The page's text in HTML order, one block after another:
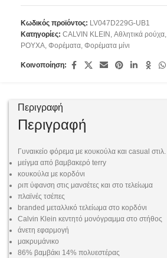
Κωδικός προϊόντος: LV047D229G-UB1
Κατηγορίες: CALVIN KLEIN , Αθλητικά ρούχα,
ΡΟΥΧΑ, Φορέματα, Φορέματα μίνι
Κοινοποίηση:
Περιγραφή
Περιγραφή
Γυναικείο φόρεμα με κουκούλα και casual στιλ.
μείγμα από βαμβακερό terry
κουκούλα με κορδόνι
ριπ ύφανση στις μανσέτες και στο τελείωμα
πλαϊνές τσέπες
branded μεταλλικό τελείωμα στο κορδόνι
Calvin Klein κεντητό μονόγραμμα στο στήθος
άνετη εφαρμογή
μακρυμάνικο
86% βαμβάκι 14% πολυεστέρας